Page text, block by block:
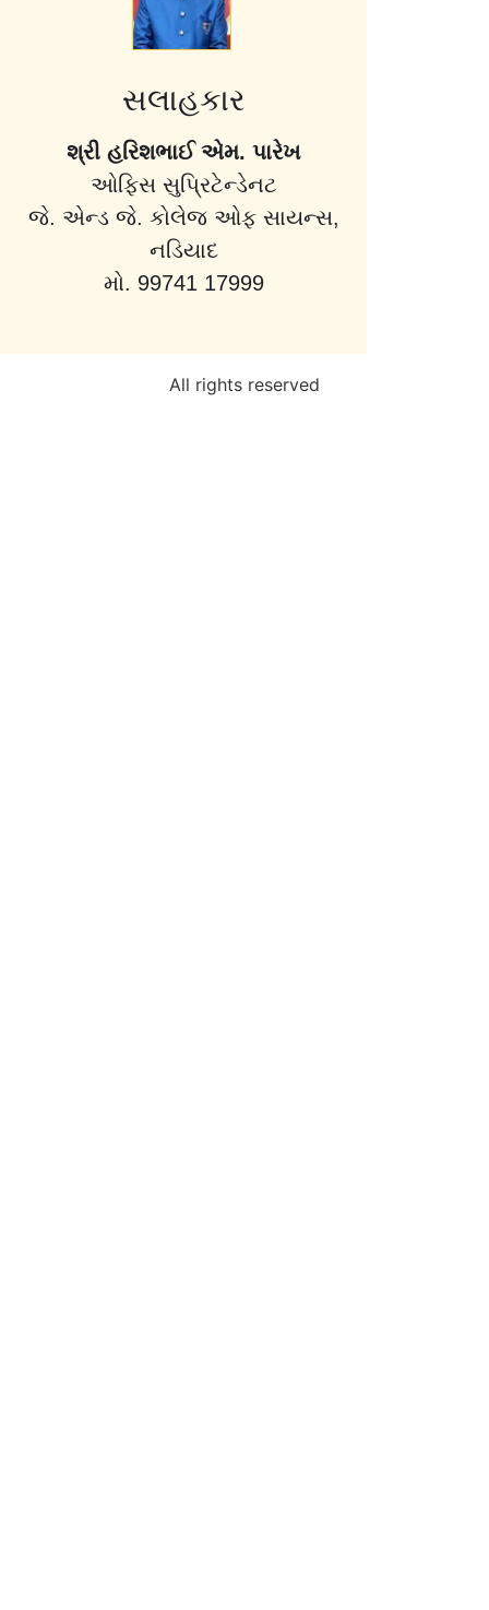
સલાહકાર
શ્રી હરિશભાઈ એમ. પારેખ
ઓફિસ સુપ્રિટેન્ડેનટ
જે. એન્ડ જે. કોલેજ ઓફ સાયન્સ,
નડિયાદ
મો. 99741 17999
All rights reserved